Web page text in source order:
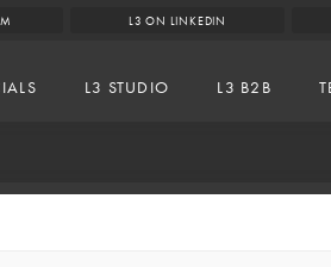
L3 ON LINKEDIN
L3 STUDIO L3 B2B